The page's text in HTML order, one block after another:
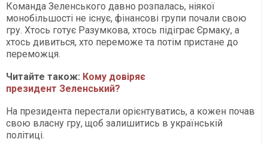
Команда Зеленського давно розпалась, ніякої
монобільшості не існує, фінансові групи почали свою
гру. Хтось готує Разумкова, хтось підіграє Єрмаку, а
хтось дивиться, хто переможе та потім пристане до
переможця.
Читайте також: Кому довіряє
президент Зеленський?
На президента перестали орієнтуватись, а кожен почав
свою власну гру, щоб залишитись в українській
політиці.